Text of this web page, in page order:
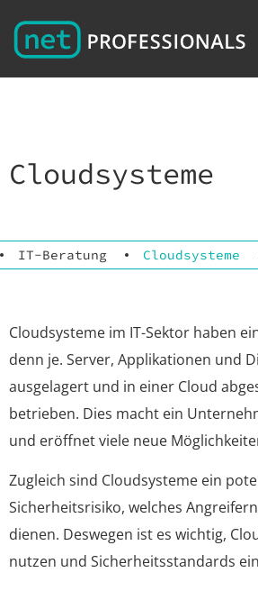
Cloudsysteme
IT-Beratung Cloudsysteme
Cloudsysteme im IT-Sektor haben
denn je. Server, Applikationen und
ausgelagert und in einer Cloud
betrieben. Dies macht ein
und eröffnet viele neue
Zugleich sind Cloudsysteme ein
Sicherheitsrisiko, welches
dienen. Deswegen ist es wichtig,
nutzen und Sicherheitsstandards